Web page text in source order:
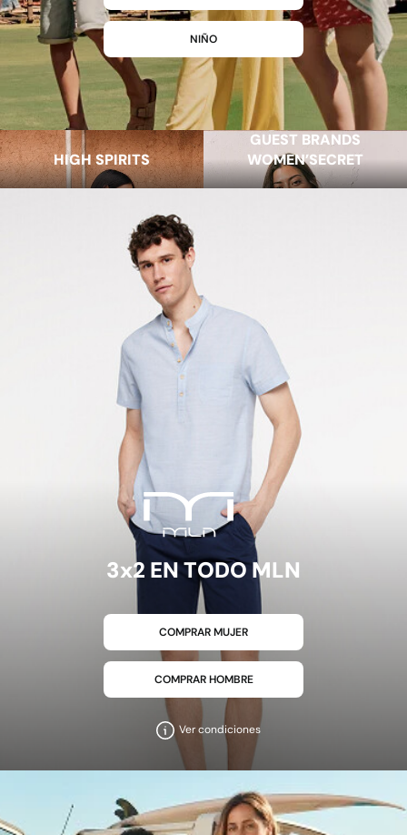
NIÑO
HIGH SPIRITS
GUEST BRANDS
WOMEN’SECRET
3x2 EN TODO MLN
COMPRAR MUJER
COMPRAR HOMBRE
Ver condiciones